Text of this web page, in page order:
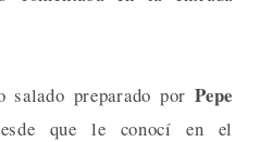
salado preparado porPepe
que le conocí en el